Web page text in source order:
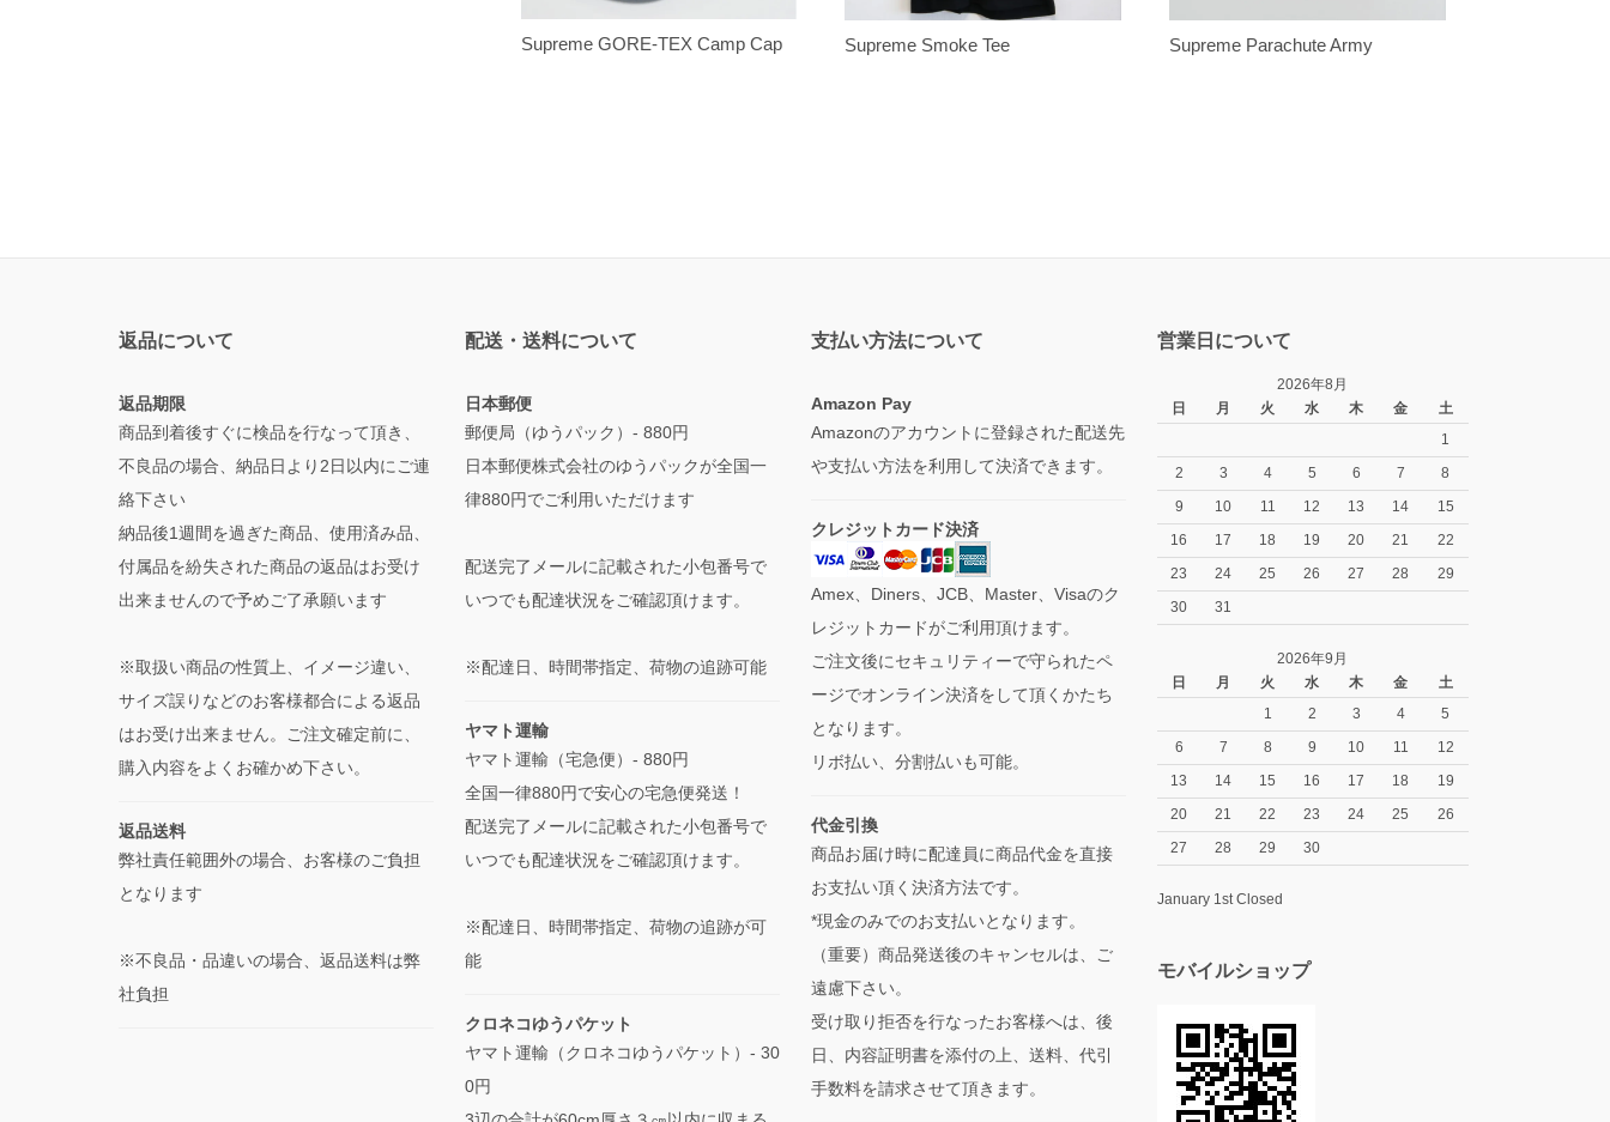
Supreme GORE-TEX Camp Cap Supreme Smoke Tee Supreme Parachute Army
返品について
返品期限
商品到着後すぐに検品を行なって頂き、
不良品の場合、納品日より2日以内にご連
絡下さい
納品後1週間を過ぎた商品、使用済み品、
付属品を紛失された商品の返品はお受け
出来ませんので予めご了承願います
※取扱い商品の性質上、イメージ違い、
サイズ誤りなどのお客様都合による返品
はお受け出来ません。ご注文確定前に、
購入内容をよくお確かめ下さい。
返品送料
弊社責任範囲外の場合、お客様のご負担
となります
※不良品・品違いの場合、返品送料は弊
社負担
配送・送料について
日本郵便
郵便局（ゆうパック）- 880円
日本郵便株式会社のゆうパックが全国一
律880円でご利用いただけます
配送完了メールに記載された小包番号で
いつでも配達状況をご確認頂けます。
※配達日、時間帯指定、荷物の追跡可能
ヤマト運輸
ヤマト運輸（宅急便）- 880円
全国一律880円で安心の宅急便発送！
配送完了メールに記載された小包番号で
いつでも配達状況をご確認頂けます。
※配達日、時間帯指定、荷物の追跡が可
能
クロネコゆうパケット
ヤマト運輸（クロネコゆうパケット）- 30
0円
支払い方法について
Amazon Pay
Amazonのアカウントに登録された配送先
や支払い方法を利用して決済できます。
クレジットカード決済
Amex、Diners、JCB、Master、Visaのク
レジットカードがご利用頂けます。
ご注文後にセキュリティーで守られたペ
ージでオンライン決済をして頂くかたち
となります。
リボ払い、分割払いも可能。
代金引換
商品お届け時に配達員に商品代金を直接
お支払い頂く決済方法です。
*現金のみでのお支払いとなります。
（重要）商品発送後のキャンセルは、ご
遠慮下さい。
受け取り拒否を行なったお客様へは、後
日、内容証明書を添付の上、送料、代引
手数料を請求させて頂きます。
営業日について
2026年8月
日
月 火 水 木 金
土
1
2
3 4 5 6 7
8
9
10 11 12 13 14
15
16
17 18 19 20 21
22
23
24 25 26 27 28
29
30
31
2026年9月
日
月 火 水 木 金
土
1
2 3 4
5
6
7 8 9 10 11
12
13
14 15 16 17 18
19
20
21 22 23 24 25
26
27
28 29 30
January 1st Closed
モバイルショップ